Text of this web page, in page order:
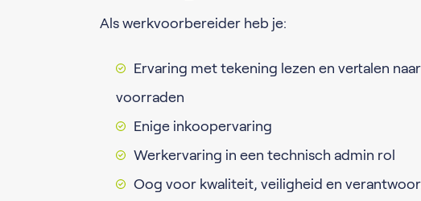
Als werkvoorbereider heb je:
Ervaring met tekening lezen en vertalen
voorraden
Enige inkoopervaring
Werkervaring in een technisch admin rol
Oog voor kwaliteit, veiligheid en